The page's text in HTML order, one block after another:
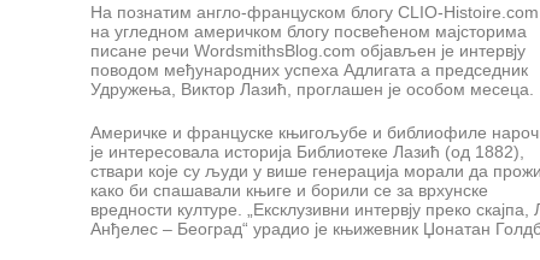
На познатим англо-француском блогу CLIO-
на угледном америчком блогу посвећеном мајсторима
писане речи WordsmithsBlog.com објављен је интервју
поводом међународних успеха Адлигата а председник
Удружења, Виктор Лазић, проглашен је особом месеца.
Америчке и француске књигољубе и библиофиле
је интересовала историја Библиотеке Лазић (од 1882),
ствари које су људи у више генерација морали да
како би спашавали књиге и борили се за врхунске
вредности културе. „Ексклузивни интервју преко скајпа,
Анђелес – Београд“ урадио је књижевник Џонатан